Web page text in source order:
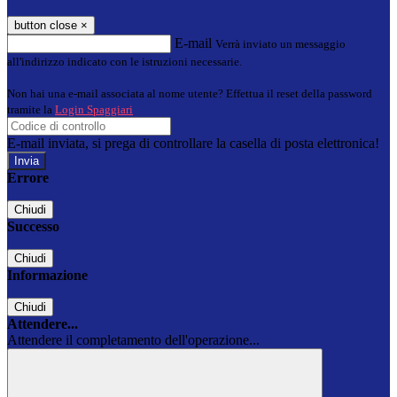
button close ×
E-mail Verrà inviato un messaggio
all'indirizzo indicato con le istruzioni necessarie.
Non hai una e-mail associata al nome utente? Effettua il reset della password
tramite la Login Spaggiari
E-mail inviata, si prega di controllare la casella di posta elettronica!
Errore
Chiudi
Successo
Chiudi
Informazione
Chiudi
Attendere...
Attendere il completamento dell'operazione...